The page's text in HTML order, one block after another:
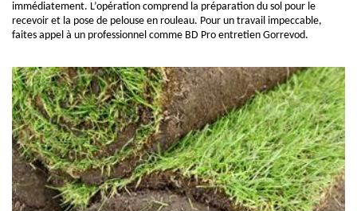
immédiatement. L’opération comprend la préparation du sol pour le
recevoir et la pose de pelouse en rouleau. Pour un travail impeccable,
faites appel à un professionnel comme BD Pro entretien Gorrevod.